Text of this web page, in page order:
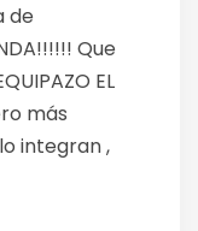
de
Que
EL
más
integran ,